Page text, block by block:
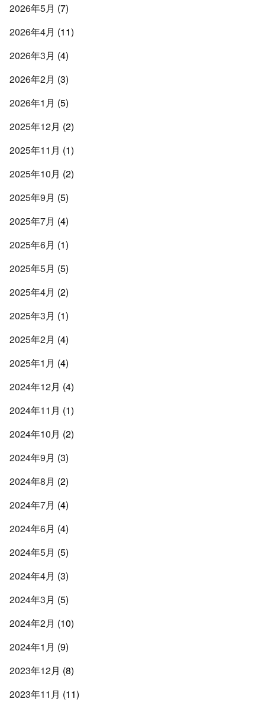
2026年5月 (7)
2026年4月 (11)
2026年3月 (4)
2026年2月 (3)
2026年1月 (5)
2025年12月 (2)
2025年11月 (1)
2025年10月 (2)
2025年9月 (5)
2025年7月 (4)
2025年6月 (1)
2025年5月 (5)
2025年4月 (2)
2025年3月 (1)
2025年2月 (4)
2025年1月 (4)
2024年12月 (4)
2024年11月 (1)
2024年10月 (2)
2024年9月 (3)
2024年8月 (2)
2024年7月 (4)
2024年6月 (4)
2024年5月 (5)
2024年4月 (3)
2024年3月 (5)
2024年2月 (10)
2024年1月 (9)
2023年12月 (8)
2023年11月 (11)